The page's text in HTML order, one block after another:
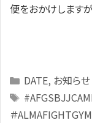
便をおかけします
Categories
DATE, お知らせ
Tags
＃